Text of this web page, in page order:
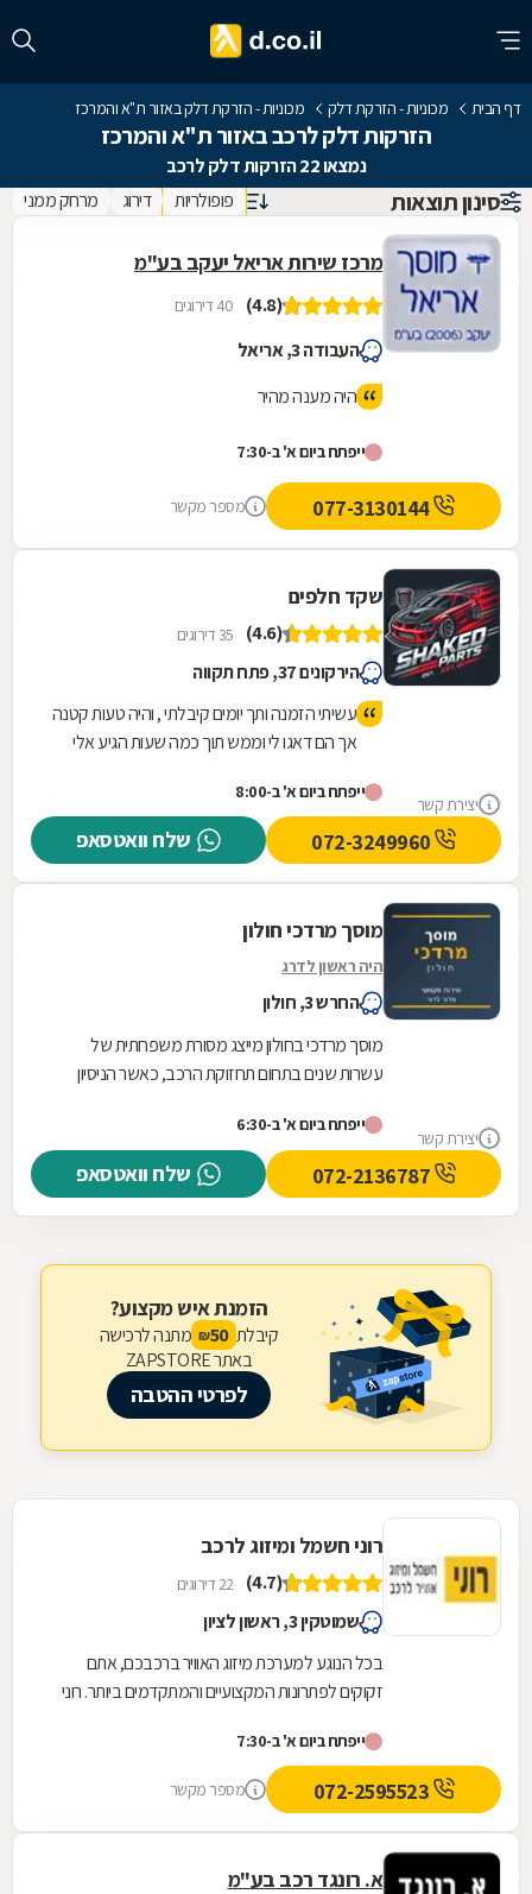
דף הבית מכוניות - הזרקת דלק מכוניות - הזרקת דלק באזור ת"א והמרכז
הזרקות דלק לרכב באזור ת"א והמרכז
נמצאו 22 הזרקות דלק לרכב
סינון תוצאות פופולריות דירוג מרחק ממני
מרכז שירות אריאל יעקב בע"מ
(4.8) 40 דירוגים
העבודה 3, אריאל
היה מענה מהיר
ייפתח ביום א' ב-7:30
077-3130144 מספר מקשר
יצירת קשר
שקד חלפים
(4.6) 35 דירוגים
הירקונים 37, פתח תקווה
עשיתי הזמנה ותך יומים קיבלתי , והיה טעות קטנה
אך הם דאגו לי וממש תוך כמה שעות הגיע אלי
שירות מעולה וגם אמינות ברמה גבוהה. תודה רבה
ייפתח ביום א' ב-8:00
שלח וואטסאפ
יצירת קשר
מוסך מרדכי חולון
היה ראשון לדרג
החרש 3, חולון
מוסך מרדכי בחולון מייצג מסורת משפחתית של
עשרות שנים בתחום תחזוקת הרכב, כאשר הניסיון
המוסך מתמחה...
ייפתח ביום א' ב-6:30
שלח וואטסאפ
הזמנת איש מקצוע?
קיבלת 50
₪ מתנה לרכישה
באתר ZAPSTORE
לפרטי ההטבה
רוני חשמל ומיזוג לרכב
(4.7) 22 דירוגים
שמוטקין 3, ראשון לציון
בכל הנוגע למערכת מיזוג האוויר ברכבכם, אתם
זקוקים לפתרונות המקצועיים והמתקדמים ביותר. רוני
החשמל...
ייפתח ביום א' ב-7:30
מספר מקשר
א. רונגד רכב בע"מ